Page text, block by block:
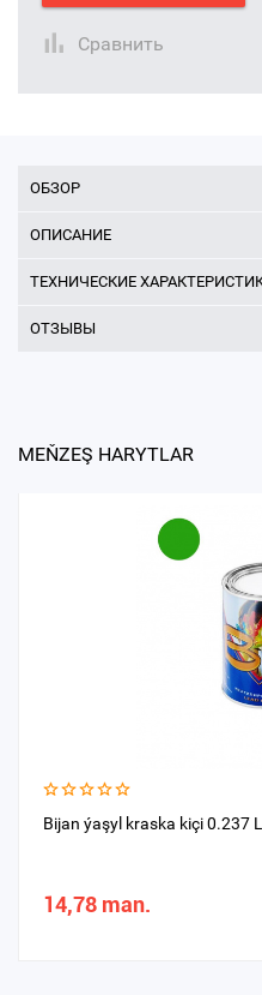
Сравнить
ОБЗОР
ОПИСАНИЕ
ТЕХНИЧЕСКИЕ
ОТЗЫВЫ
MEŇZEŞ HARYTLAR
Bijan ýaşyl kraska kiçi 0.237 L
14,78 man.